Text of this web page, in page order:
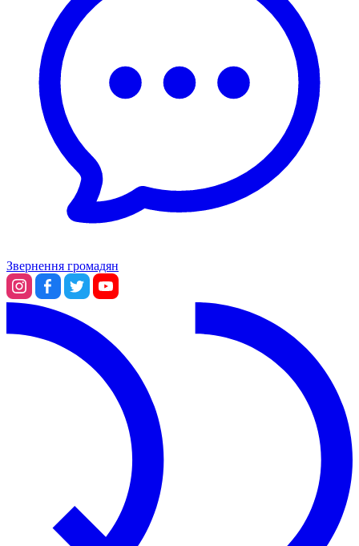
Звернення громадян